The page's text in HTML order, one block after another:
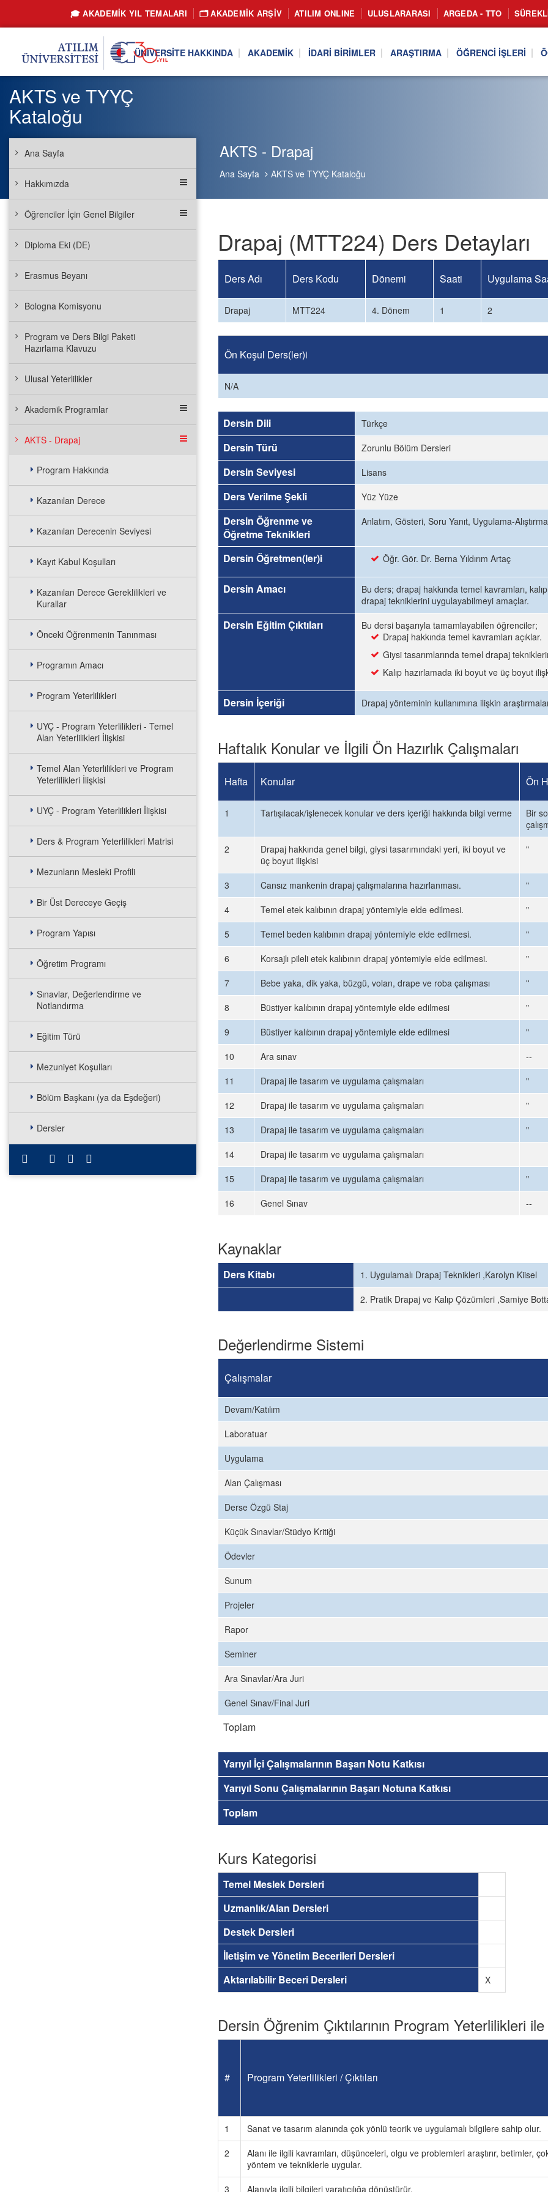
🎓 AKADEMİK YIL TEMALARI 🗂️ AKADEMIK ARŞIV ATILIM ONLINE ULUSLARARASI ARGEDA - TTO
ÜNIVERSITE HAKKINDA AKADEMIK İDARI BIRIMLER ARAŞTIRMA ÖĞRENCI İŞLERI
AKTS - Drapaj
Ana Sayfa AKTS ve TYYÇ Kataloğu
AKTS ve TYYÇ
Kataloğu
Ana Sayfa
Hakkımızda
Öğrenciler İçin Genel Bilgiler
Diploma Eki (DE)
Erasmus Beyanı
Bologna Komisyonu
Program ve Ders Bilgi Paketi
Hazırlama Klavuzu
Ulusal Yeterlilikler
Akademik Programlar
AKTS - Drapaj
Program Hakkında
Kazanılan Derece
Kazanılan Derecenin Seviyesi
Kayıt Kabul Koşulları
Kazanılan Derece Gereklilikleri ve
Kurallar
Önceki Öğrenmenin Tanınması
Programın Amacı
Program Yeterlilikleri
UYÇ - Program Yeterlilikleri - Temel
Alan Yeterlilikleri İlişkisi
Temel Alan Yeterlilikleri ve Program
Yeterlilikleri İlişkisi
UYÇ - Program Yeterlilikleri İlişkisi
Ders & Program Yeterlilikleri Matrisi
Mezunların Mesleki Profili
Bir Üst Dereceye Geçiş
Program Yapısı
Öğretim Programı
Sınavlar, Değerlendirme ve
Notlandırma
Eğitim Türü
Mezuniyet Koşulları
Bölüm Başkanı (ya da Eşdeğeri)
Dersler
Drapaj (MTT224) Ders Detayları
Ders Adı Ders Kodu Dönemi Saati Uygulama
Drapaj MTT224 4. Dönem 1 2
Ön Koşul Ders(ler)i
N/A
Dersin Dili Türkçe
Dersin Türü Zorunlu Bölüm Dersleri
Dersin Seviyesi Lisans
Ders Verilme Şekli Yüz Yüze
Dersin Öğrenme ve
Öğretme Teknikleri
Anlatım, Gösteri, Soru Yanıt, Uygulama-
Dersin Öğretmen(ler)i Öğr. Gör. Dr. Berna Yıldırım Artaç
Dersin Amacı
Bu ders; drapaj hakkında temel kavramları,
drapaj tekniklerini uygulayabilmeyi amaçlar.
Dersin Eğitim Çıktıları
Bu dersi başarıyla tamamlayabilen öğrenciler;
Drapaj hakkında temel kavramları açıklar.
Giysi tasarımlarında temel drapaj
Kalıp hazırlamada iki boyut ve üç boyut
Dersin İçeriği Drapaj yönteminin kullanımına ilişkin
Haftalık Konular ve İlgili Ön Hazırlık Çalışmaları
Hafta Konular Ön
1 Tartışılacak/işlenecek konular ve ders içeriği hakkında bilgi verme
Bir
2
Drapaj hakkında genel bilgi, giysi tasarımındaki yeri, iki boyut ve
üç boyut ilişkisi
"
3 Cansız mankenin drapaj çalışmalarına hazırlanması.
"
4
Temel etek kalıbının drapaj yöntemiyle elde edilmesi.
"
5
Temel beden kalıbının drapaj yöntemiyle elde edilmesi.
"
6
Korsajlı pileli etek kalıbının drapaj yöntemiyle elde edilmesi.
"
7
Bebe yaka, dik yaka, büzgü, volan, drape ve roba çalışması
''
8
Büstiyer kalıbının drapaj yöntemiyle elde edilmesi
"
9
Büstiyer kalıbının drapaj yöntemiyle elde edilmesi
"
10
Ara sınav
--
11
Drapaj ile tasarım ve uygulama çalışmaları
"
12
Drapaj ile tasarım ve uygulama çalışmaları
"
13
Drapaj ile tasarım ve uygulama çalışmaları
"
14
Drapaj ile tasarım ve uygulama çalışmaları
15
Drapaj ile tasarım ve uygulama çalışmaları
"
16
Genel Sınav --
Kaynaklar
Ders Kitabı
1. Uygulamalı Drapaj Teknikleri ,Karolyn Kiisel
2. Pratik Drapaj ve Kalıp Çözümleri ,Samiye
Değerlendirme Sistemi
Çalışmalar
Devam/Katılım
Laboratuar
Uygulama
Alan Çalışması
Derse Özgü Staj
Küçük Sınavlar/Stüdyo Kritiği
Ödevler
Sunum
Projeler
Rapor
Seminer
Ara Sınavlar/Ara Juri
Genel Sınav/Final Juri
Toplam
Yarıyıl İçi Çalışmalarının Başarı Notu Katkısı
Yarıyıl Sonu Çalışmalarının Başarı Notuna Katkısı
Toplam
Kurs Kategorisi
Temel Meslek Dersleri
Uzmanlık/Alan Dersleri
Destek Dersleri
İletişim ve Yönetim Becerileri Dersleri
Aktarılabilir Beceri Dersleri
X
Dersin Öğrenim Çıktılarının Program Yeterlilikleri
# Program Yeterlilikleri / Çıktıları
1
Sanat ve tasarım alanında çok yönlü teorik ve uygulamalı bilgilere sahip olur.
2
Alanı ile ilgili kavramları, düşünceleri, olgu ve problemleri araştırır, betimler,
yöntem ve tekniklerle uygular.
3
Alanıyla ilgili bilgileri yaratıcılığa dönüştürür.